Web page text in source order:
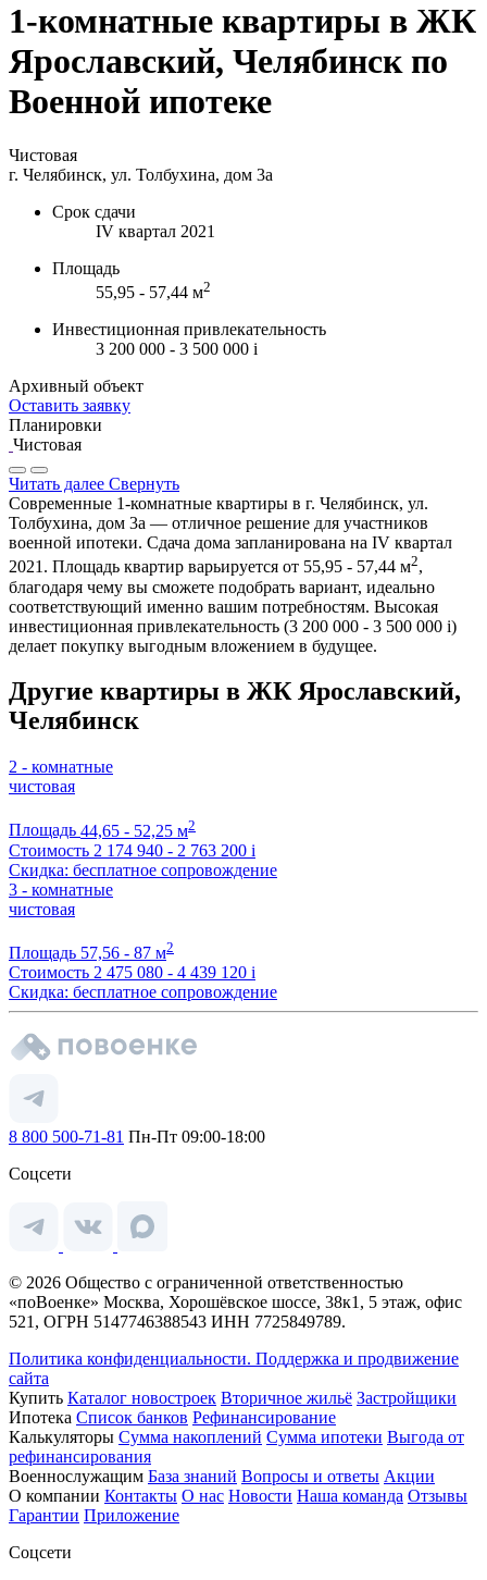
1-комнатные квартиры в ЖК
Ярославский, Челябинск по
Военной ипотеке
Чистовая
г. Челябинск, ул. Толбухина, дом 3а
Срок сдачи
IV квартал 2021
Площадь
55,95 - 57,44 м2
Инвестиционная привлекательность
3 200 000 - 3 500 000 i
Архивный объект
Оставить заявку
Планировки
Чистовая
Читать далее Свернуть
Современные 1-комнатные квартиры в г. Челябинск, ул.
Толбухина, дом 3а — отличное решение для участников
военной ипотеки. Сдача дома запланирована на IV квартал
2021. Площадь квартир варьируется от 55,95 - 57,44 м2,
благодаря чему вы сможете подобрать вариант, идеально
соответствующий именно вашим потребностям. Высокая
инвестиционная привлекательность (3 200 000 - 3 500 000 i)
делает покупку выгодным вложением в будущее.
Другие квартиры в ЖК Ярославский,
Челябинск
2 - комнатные
чистовая
Площадь 44,65 - 52,25 м2
Стоимость 2 174 940 - 2 763 200 i
Скидка: бесплатное сопровождение
3 - комнатные
чистовая
Площадь 57,56 - 87 м2
Стоимость 2 475 080 - 4 439 120 i
Скидка: бесплатное сопровождение
8 800 500-71-81 Пн-Пт 09:00-18:00
Соцсети
© 2026 Общество с ограниченной ответственностью
«поВоенке» Москва, Хорошёвское шоссе, 38к1, 5 этаж, офис
521, ОГРН 5147746388543 ИНН 7725849789.
Политика конфиденциальности. Поддержка и продвижение
сайта
Купить Каталог новостроек Вторичное жильё Застройщики
Ипотека Список банков Рефинансирование
Калькуляторы Сумма накоплений Сумма ипотеки Выгода от
рефинансирования
Военнослужащим База знаний Вопросы и ответы Акции
О компании Контакты О нас Новости Наша команда Отзывы
Гарантии Приложение
Соцсети